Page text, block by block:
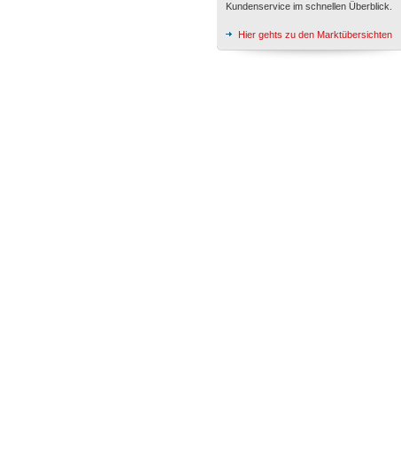
Kundenservice im schnellen Überblick.
Hier gehts zu den Marktübersichten